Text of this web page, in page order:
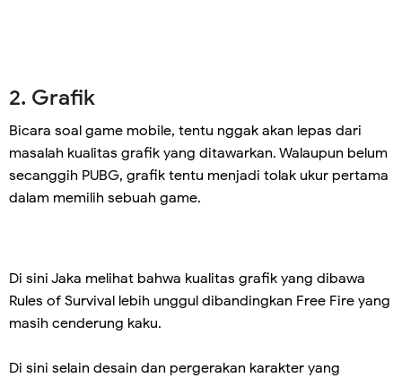
2. Grafik
Bicara soal game mobile, tentu nggak akan lepas dari
masalah kualitas grafik yang ditawarkan. Walaupun belum
secanggih PUBG, grafik tentu menjadi tolak ukur pertama
dalam memilih sebuah game.
Di sini Jaka melihat bahwa kualitas grafik yang dibawa
Rules of Survival lebih unggul dibandingkan Free Fire yang
masih cenderung kaku.
Di sini selain desain dan pergerakan karakter yang